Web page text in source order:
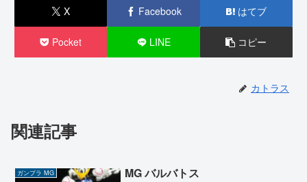
X Facebook はてブ
Pocket LINE コピー
カトラス
関連記事
ガンプラ MG MG バルバトス